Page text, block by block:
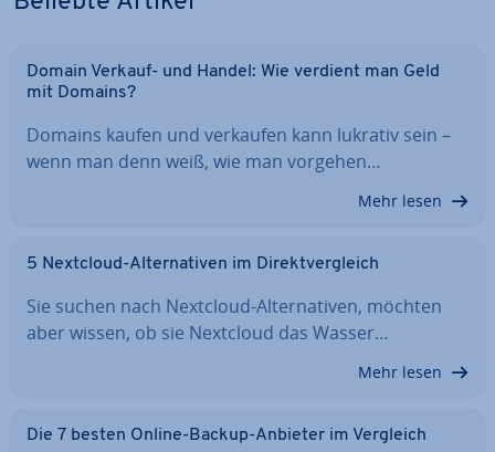
Domain Verkauf- und Handel: Wie verdient man Geld
mit Domains?
Domains kaufen und verkaufen kann lukrativ sein –
wenn man denn weiß, wie man vorgehen…
Mehr lesen
5 Nextcloud-Al­ter­na­ti­ven im Di­rekt­ver­gleich
Sie suchen nach Nextcloud-Al­ter­na­ti­ven, möchten
aber wissen, ob sie Nextcloud das Wasser…
Mehr lesen
Die 7 besten Online-Backup-Anbieter im Vergleich